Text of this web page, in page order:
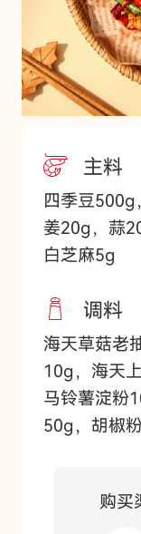
主料
四季豆500g
姜20g，蒜
白芝麻5g
调料
海天草菇老
10g，海天
马铃薯淀粉
50g，胡椒
购买